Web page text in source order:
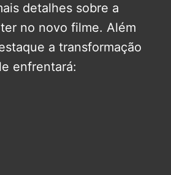
detalhes sobre a
no novo filme. Além
a transformação
enfrentará: